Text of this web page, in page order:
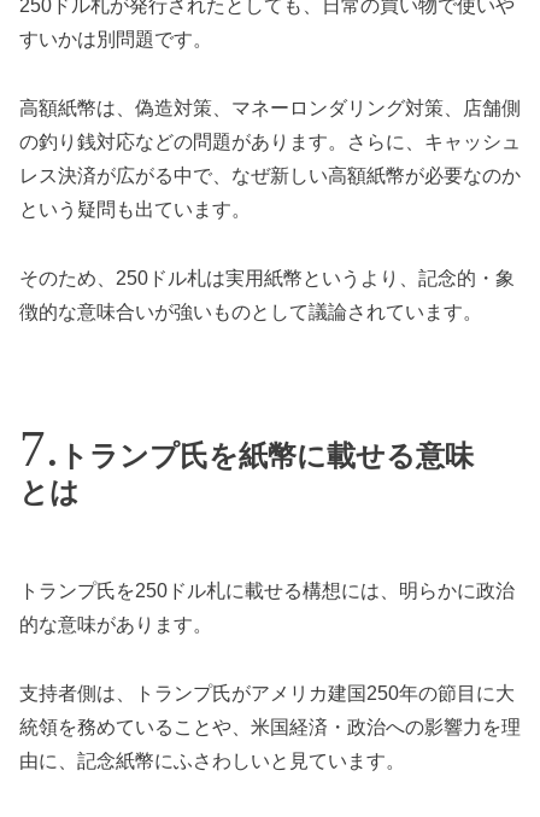
250ドル札が発行されたとしても、日常の買い物で使いや
すいかは別問題です。
高額紙幣は、偽造対策、マネーロンダリング対策、店舗側
の釣り銭対応などの問題があります。さらに、キャッシュ
レス決済が広がる中で、なぜ新しい高額紙幣が必要なのか
という疑問も出ています。
そのため、250ドル札は実用紙幣というより、記念的・象
徴的な意味合いが強いものとして議論されています。
トランプ氏を紙幣に載せる意味
とは
トランプ氏を250ドル札に載せる構想には、明らかに政治
的な意味があります。
支持者側は、トランプ氏がアメリカ建国250年の節目に大
統領を務めていることや、米国経済・政治への影響力を理
由に、記念紙幣にふさわしいと見ています。